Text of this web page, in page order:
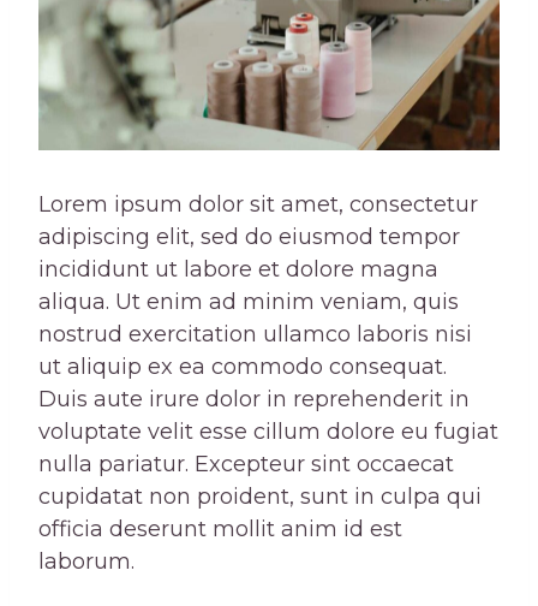
Lorem ipsum dolor sit amet, consectetur
adipiscing elit, sed do eiusmod tempor
incididunt ut labore et dolore magna
aliqua. Ut enim ad minim veniam, quis
nostrud exercitation ullamco laboris nisi
ut aliquip ex ea commodo consequat.
Duis aute irure dolor in reprehenderit in
voluptate velit esse cillum dolore eu fugiat
nulla pariatur. Excepteur sint occaecat
cupidatat non proident, sunt in culpa qui
officia deserunt mollit anim id est
laborum.